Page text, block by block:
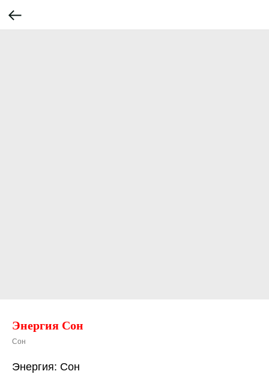
Энергия Сон
Сон
Энергия: Сон